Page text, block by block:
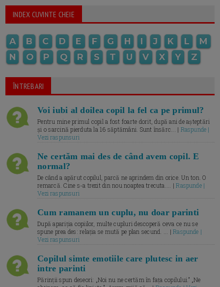
INDEX CUVINTE CHEIE
A B C D E F G H I J K L
M
N
O P Q R S T U V X Y Z
ÎNTREBARI
Voi iubi al doilea copil la fel ca pe primul?
Pentru mine primul copil a fost foarte dorit, după ani de așteptări
și o sarcină pierduta la 16 săptămâni. Sunt însărc... | Raspunde |
Vezi raspunsuri
Ne certăm mai des de când avem copil. E
normal?
De când a apărut copilul, parcă ne aprindem din orice. Un ton. O
remarcă. Cine s-a trezit din nou noaptea trecuta.... |Raspunde |
Vezi raspunsuri
Cum ramanem un cuplu, nu doar parinti
După apariția copiilor, multe cupluri descoperă ceva ce nu se
spune prea des: relația se mută pe plan secund. ... |Raspunde |
Vezi raspunsuri
Copilul simte emotiile care plutesc in aer
intre parinti
Părinții spun deseori: „Noi nu ne certăm în fața copilului.” „Ne